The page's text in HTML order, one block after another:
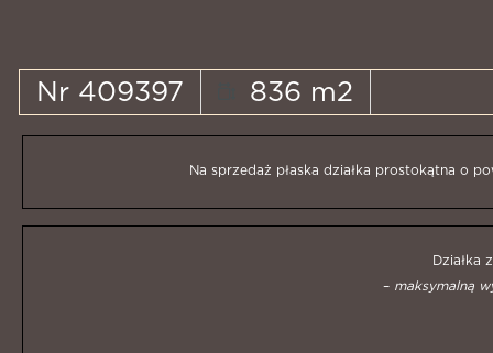
Nr 409397 836 m2
Na sprzedaż płaska działka prostokątna o
Działka
– maksymalną